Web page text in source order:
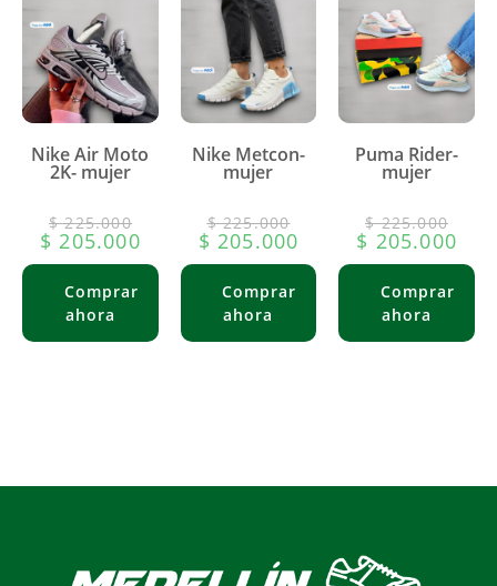
Nike Air Moto
2K- mujer
$225.000
$ 205.000
Nike Metcon-
mujer
$225.000
$ 205.000
Puma Rider-
mujer
$225.000
$ 205.000